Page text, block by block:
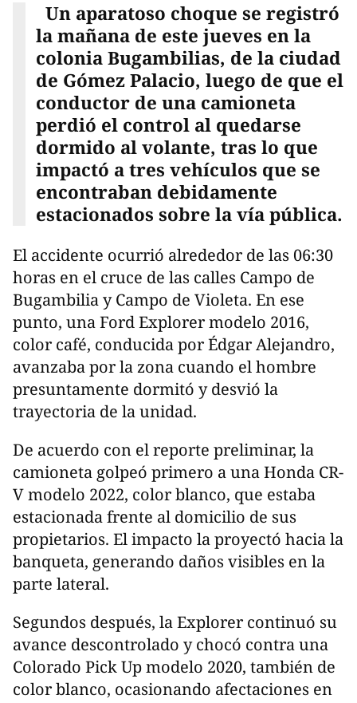
Un aparatoso choque se registró
la mañana de este jueves en la
colonia Bugambilias, de la ciudad
de Gómez Palacio, luego de que el
conductor de una camioneta
perdió el control al quedarse
dormido al volante, tras lo que
impactó a tres vehículos que se
encontraban debidamente
estacionados sobre la vía pública.
El accidente ocurrió alrededor de las 06:30
horas en el cruce de las calles Campo de
Bugambilia y Campo de Violeta. En ese
punto, una Ford Explorer modelo 2016,
color café, conducida por Édgar Alejandro,
avanzaba por la zona cuando el hombre
presuntamente dormitó y desvió la
trayectoria de la unidad.
De acuerdo con el reporte preliminar, la
camioneta golpeó primero a una Honda CR-
V modelo 2022, color blanco, que estaba
estacionada frente al domicilio de sus
propietarios. El impacto la proyectó hacia la
banqueta, generando daños visibles en la
parte lateral.
Segundos después, la Explorer continuó su
avance descontrolado y chocó contra una
Colorado Pick Up modelo 2020, también de
color blanco, ocasionando afectaciones en